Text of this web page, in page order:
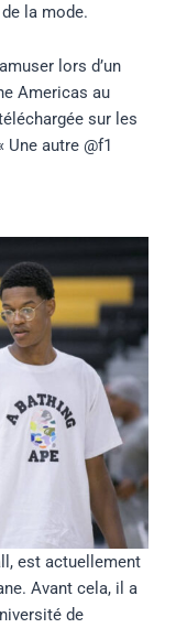
la mode.
lors d’un
Americas au
sur les
autre @f1
est actuellement
Avant cela, il a
de